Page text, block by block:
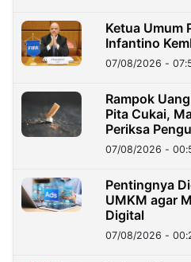
Ketua Umum
Infantino
07/08/2026 -
Rampok
Pita Cukai,
Periksa
07/08/2026 -
Pentingnya
UMKM agar
Digital
07/08/2026 -